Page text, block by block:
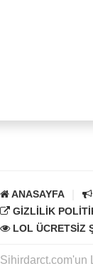
ANASAYFA
GIZLILIK
LOL ÜCRETSIZ
Sihirdarct.com'un